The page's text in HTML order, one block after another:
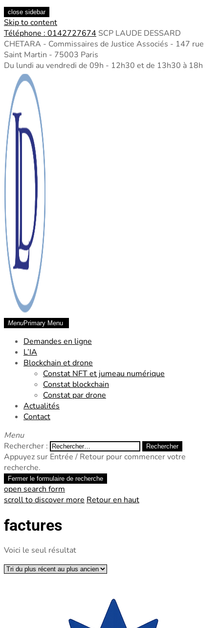
close sidebar
Skip to content
Téléphone : 0142727674 SCP LAUDE DESSARD
CHETARA - Commissaires de Justice Associés - 147 rue
Saint Martin - 75003 Paris
Du lundi au vendredi de 09h - 12h30 et de 13h30 à 18h
SCP Laude Dessard Chetara
MenuPrimary Menu
Demandes en ligne
L’IA
Blockchain et drone
Constat NFT et jumeau numérique
Constat blockchain
Constat par drone
Actualités
Contact
Menu
Rechercher :
Appuyez sur Entrée / Retour pour commencer votre
recherche.
Fermer le formulaire de recherche
open search form
scroll to discover more Retour en haut
factures
Voici le seul résultat